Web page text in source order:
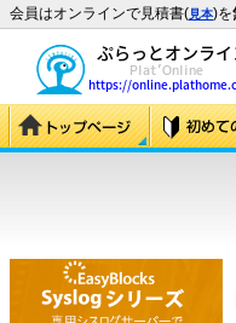
会員はオンラインで見積書(見本)を